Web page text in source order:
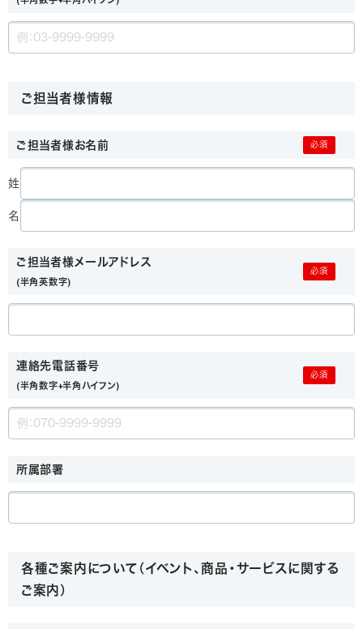
ご担当者様情報
ご担当者様お名前
姓
名
ご担当者様メールアドレス
(半角英数字)
連絡先電話番号
(半角数字+半角ハイフン)
所属部署
各種ご案内について（イベント、商品・サービスに関する
ご案内）